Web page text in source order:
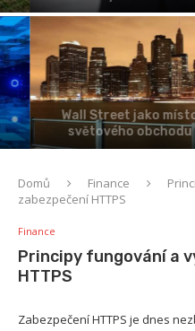
Wall Street jako místo
světového obchodu
Domů Finance
zabezpečení HTTPS
Finance
Principy fungování a
HTTPS
Zabezpečení HTTPS je dnes